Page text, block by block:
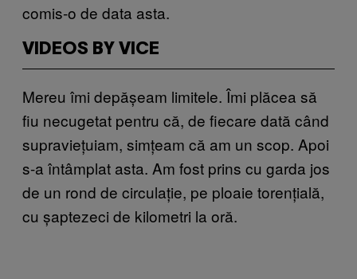
comis-o de data asta.
VIDEOS BY VICE
Mereu îmi depășeam limitele. Îmi plăcea să
fiu necugetat pentru că, de fiecare dată când
supraviețuiam, simțeam că am un scop. Apoi
s-a întâmplat asta. Am fost prins cu garda jos
de un rond de circulație, pe ploaie torențială,
cu șaptezeci de kilometri la oră.